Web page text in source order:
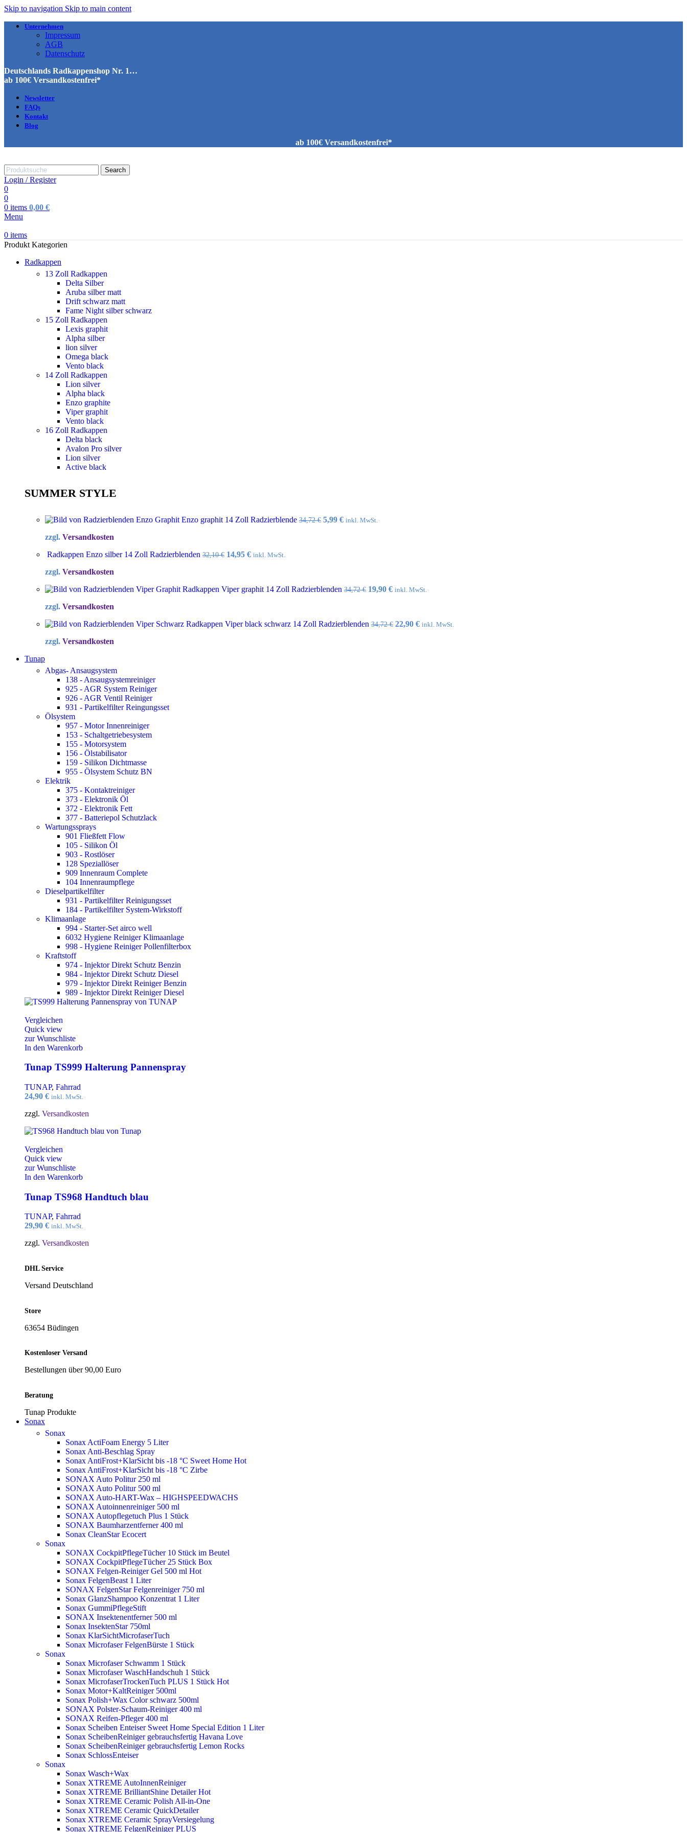
Skip to navigation Skip to main content
Unternehmen
Impressum
AGB
Datenschutz
Deutschlands Radkappenshop Nr. 1…
ab 100€ Versandkostenfrei*
Newsletter
FAQs
Kontakt
Blog
ab 100€ Versandkostenfrei*
Search
Login / Register
0
0
0 items 0,00 €
Menu
0 items
Produkt Kategorien
Radkappen
13 Zoll Radkappen
Delta Silber
Aruba silber matt
Drift schwarz matt
Fame Night silber schwarz
15 Zoll Radkappen
Lexis graphit
Alpha silber
lion silver
Omega black
Vento black
14 Zoll Radkappen
Lion silver
Alpha black
Enzo graphite
Viper graphit
Vento black
16 Zoll Radkappen
Delta black
Avalon Pro silver
Lion silver
Active black
SUMMER STYLE
Enzo graphit 14 Zoll Radzierblende 34,72€ Ursprünglicher
5,99 €Aktueller
inkl. MwSt.
zzgl. Versandkosten
Radkappen Enzo silber 14 Zoll Radzierblenden 32,10€ Ursprünglicher
14,95 €Aktueller
inkl. MwSt.
zzgl. Versandkosten
Radkappen Viper graphit 14 Zoll Radzierblenden 34,72€ Ursprünglicher
19,90 €Aktueller
inkl. MwSt.
zzgl. Versandkosten
Radkappen Viper black schwarz 14 Zoll Radzierblenden 34,72€ Ursprünglicher
22,90 €Aktueller
inkl. MwSt.
zzgl. Versandkosten
Tunap
Abgas- Ansaugsystem
138 - Ansaugsystemreiniger
925 - AGR System Reiniger
926 - AGR Ventil Reiniger
931 - Partikelfilter Reingungsset
Ölsystem
957 - Motor Innenreiniger
153 - Schaltgetriebesystem
155 - Motorsystem
156 - Ölstabilisator
159 - Silikon Dichtmasse
955 - Ölsystem Schutz BN
Elektrik
375 - Kontaktreiniger
373 - Elektronik Öl
372 - Elektronik Fett
377 - Batteriepol Schutzlack
Wartungssprays
901 Fließfett Flow
105 - Silikon Öl
903 - Rostlöser
128 Speziallöser
909 Innenraum Complete
104 Innenraumpflege
Dieselpartikelfilter
931 - Partikelfilter Reinigungsset
184 - Partikelfilter System-Wirkstoff
Klimaanlage
994 - Starter-Set airco well
6032 Hygiene Reiniger Klimaanlage
998 - Hygiene Reiniger Pollenfilterbox
Kraftstoff
974 - Injektor Direkt Schutz Benzin
984 - Injektor Direkt Schutz Diesel
979 - Injektor Direkt Reiniger Benzin
989 - Injektor Direkt Reiniger Diesel
Vergleichen
Quick view
zur Wunschliste
In den Warenkorb
Tunap TS999 Halterung Pannenspray
TUNAP, Fahrrad
24,90 € inkl. MwSt.
zzgl. Versandkosten
Vergleichen
Quick view
zur Wunschliste
In den Warenkorb
Tunap TS968 Handtuch blau
TUNAP, Fahrrad
29,90 € inkl. MwSt.
zzgl. Versandkosten
DHL Service
Versand Deutschland
Store
63654 Büdingen
Kostenloser Versand
Bestellungen über 90,00 Euro
Beratung
Tunap Produkte
Sonax
Sonax
Sonax ActiFoam Energy 5 Liter
Sonax Anti-Beschlag Spray
Sonax AntiFrost+KlarSicht bis -18 °C Sweet Home Hot
Sonax AntiFrost+KlarSicht bis -18 °C Zirbe
SONAX Auto Politur 250 ml
SONAX Auto Politur 500 ml
SONAX Auto-HART-Wax – HIGHSPEEDWACHS
SONAX Autoinnenreiniger 500 ml
SONAX Autopflegetuch Plus 1 Stück
SONAX Baumharzentferner 400 ml
Sonax CleanStar Ecocert
Sonax
SONAX CockpitPflegeTücher 10 Stück im Beutel
SONAX CockpitPflegeTücher 25 Stück Box
SONAX Felgen-Reiniger Gel 500 ml Hot
Sonax FelgenBeast 1 Liter
SONAX FelgenStar Felgenreiniger 750 ml
Sonax GlanzShampoo Konzentrat 1 Liter
Sonax GummiPflegeStift
SONAX Insektenentferner 500 ml
Sonax InsektenStar 750ml
Sonax KlarSichtMicrofaserTuch
Sonax Microfaser FelgenBürste 1 Stück
Sonax
Sonax Microfaser Schwamm 1 Stück
Sonax Microfaser WaschHandschuh 1 Stück
Sonax MicrofaserTrockenTuch PLUS 1 Stück Hot
Sonax Motor+KaltReiniger 500ml
Sonax Polish+Wax Color schwarz 500ml
SONAX Polster-Schaum-Reiniger 400 ml
SONAX Reifen-Pfleger 400 ml
Sonax Scheiben Enteiser Sweet Home Special Edition 1 Liter
Sonax ScheibenReiniger gebrauchsfertig Havana Love
Sonax ScheibenReiniger gebrauchsfertig Lemon Rocks
Sonax SchlossEnteiser
Sonax
Sonax Wasch+Wax
Sonax XTREME AutoInnenReiniger
Sonax XTREME BrilliantShine DetailerHot
Sonax XTREME Ceramic Polish All-in-One
Sonax XTREME Ceramic QuickDetailer
Sonax XTREME Ceramic SprayVersiegelung
Sonax XTREME FelgenReiniger PLUS